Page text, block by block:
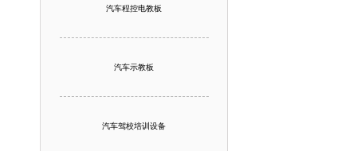
汽车程控电教板
汽车示教板
汽车驾校培训设备